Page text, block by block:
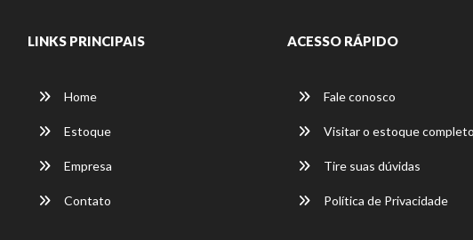
LINKS PRINCIPAIS
Home
Estoque
Empresa
Contato
ACESSO RÁPIDO
Fale conosco
Visitar o estoque
Tire suas dúvidas
Política de Privacidade